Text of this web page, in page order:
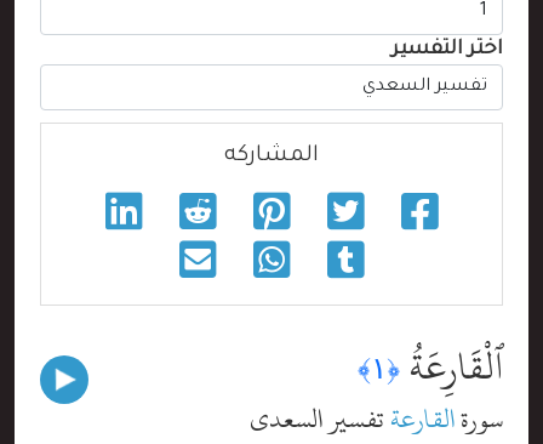
اختر التفسير
المشاركه
ٱلْقَارِعَةُ﴿١﴾
سورةالقارعةتفسير السعدي